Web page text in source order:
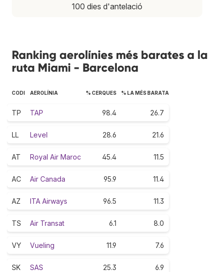
100 dies d'antelació
Ranking aerolínies més barates a la
ruta Miami - Barcelona
CODI AEROLÍNIA % CERQUES % LA MÉS BARATA
TP TAP 98.4 26.7
LL Level 28.6 21.6
AT Royal Air Maroc 45.4 11.5
AC Air Canada 95.9 11.4
AZ ITA Airways 96.5 11.3
TS Air Transat 6.1 8.0
VY Vueling 11.9 7.6
SK SAS 25.3 6.9